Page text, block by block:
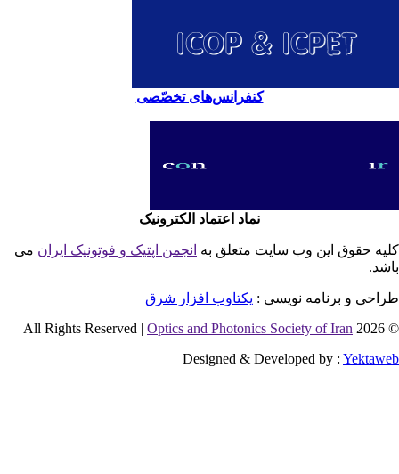
کنفرانس‌های تخصّصی
نماد اعتماد الکترونیک
حقوق این وب سایت متعلق بهانجمن اپتیک و فوتونیک ایران می
و برنامه نویسی : یکتاوب افزار شرق
©
Optics and Photonics Society of Iran
Designed & Developed by :